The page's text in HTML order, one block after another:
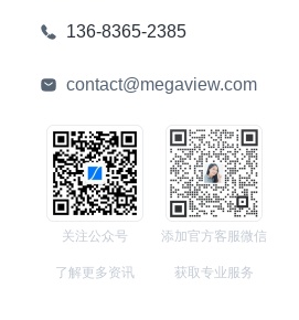
136-8365-2385
contact@megaview.com
关注公众号
了解更多资讯
添加官方客服微信
获取专业服务